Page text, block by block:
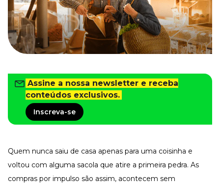
Tudo para facilitar a rotina
Imprensa
VR na Imprensa
Cursos
Todos os Cursos
Explore o nosso acervo
Departamento Pessoal
Eleve os resultados da organização
Gestão de Pessoas e Liderança
Capacitação com especialistas
Assine a nossa newsletter e receba
conteúdos exclusivos.
Inscreva-se
Quem nunca saiu de casa apenas para uma coisinha e
voltou com alguma sacola que atire a primeira pedra. As
compras por impulso são assim, acontecem sem